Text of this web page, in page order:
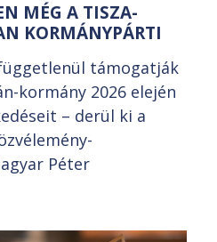
MÉG A TISZA-
KORMÁNYPÁRTI
támogatják
kormány 2026 elején
– derül ki a
Péter